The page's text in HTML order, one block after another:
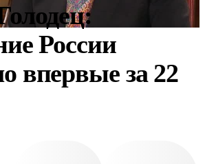
России
впервые за 22